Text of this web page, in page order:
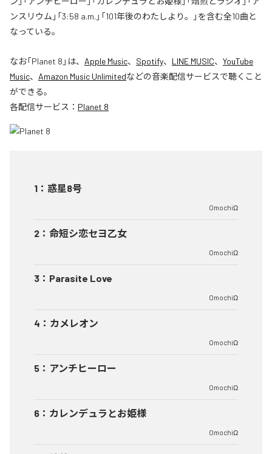
ンスリウム」「3:58 a.m.」「101年後のわたしより。」を含む全10曲と
なっている。
なお「Planet 8 」は、 Apple Music、 Spotify、 LINE MUSIC、 YouTube
Music、 Amazon Music Unlimitedなどの音楽配信サービスで聴くこと
ができる。
各配信サービス： Planet 8
1 ： 惑星8号
OmochiΩ
2 ： 命短シ恋セヨ乙女
OmochiΩ
3 ： Parasite Love
OmochiΩ
4 ： カメレオン
OmochiΩ
5 ： アンチヒーロー
OmochiΩ
6 ： カレンデュラとお姫様
OmochiΩ